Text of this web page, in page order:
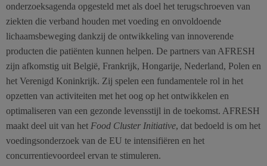
onderzoeksagenda opgesteld met als doel het terugschroeven van
ziekten die verband houden met voeding en onvoldoende
lichaamsbeweging dankzij de ontwikkeling van innoverende
producten die patiënten kunnen helpen. De partners van AFRESH
zijn afkomstig uit België, Frankrijk, Hongarije, Nederland, Polen en
het Verenigd Koninkrijk. Zij spelen een fundamentele rol in het
opzetten van activiteiten met het oog op het ontwikkelen en
optimaliseren van een gezonde levensstijl in de toekomst. AFRESH
maakt deel uit van het Food Cluster Initiative, dat bedoeld is om het
voedingsonderzoek van de EU te intensifiëren en het
concurrentievoordeel ervan te stimuleren.